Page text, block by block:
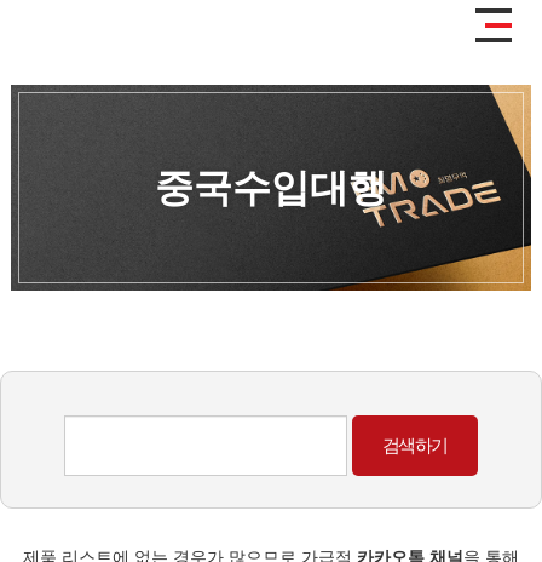
중국수입대행
제품 리스트에 없는 경우가 많으므로 가급적 카카오톡 채널 을 통해